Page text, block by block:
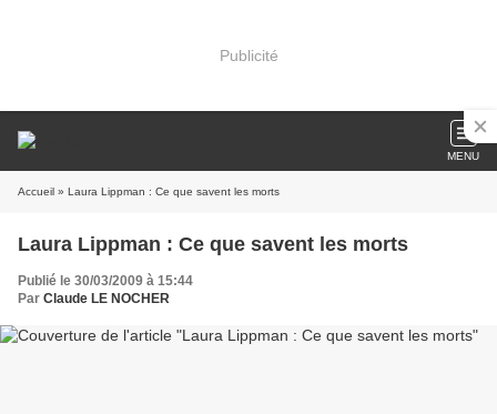
Publicité
MENU
Accueil » Laura Lippman : Ce que savent les morts
Laura Lippman : Ce que savent les morts
Publié le 30/03/2009 à 15:44
Par Claude LE NOCHER